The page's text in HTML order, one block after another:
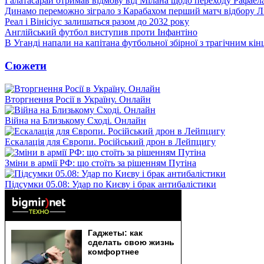
Динамо переможно зіграло з Карабахом перший матч відбору
Реал і Вінісіус залишаться разом до 2032 року
Англійський футбол виступив проти Інфантіно
В Уганді напали на капітана футбольної збірної з трагічним
Сюжети
Вторгнення Росії в Україну. Онлайн
Війна на Близькому Сході. Онлайн
Ескалація для Європи. Російський дрон в Лейпцигу
Зміни в армії РФ: що стоїть за рішенням Путіна
Підсумки 05.08: Удар по Києву і брак антибалістики